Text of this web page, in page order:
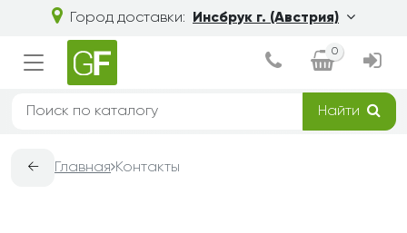
Город доставки: Инсбрук г. (Австрия)
0
Найти
← Главная Контакты